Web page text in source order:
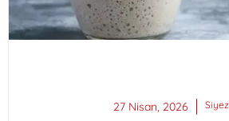
27 Nisan, 2026 Siyez